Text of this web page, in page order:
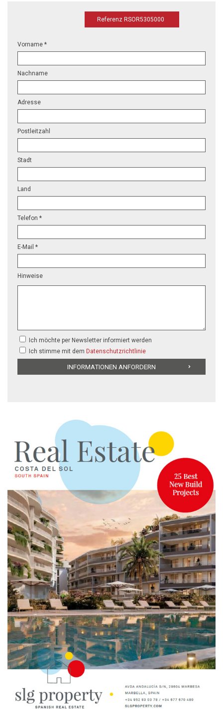
Referenz RSOR5305000
Vorname *
Nachname
Adresse
Postleitzahl
Stadt
Land
Telefon *
E-Mail *
Hinweise
Ich möchte per Newsletter informiert werden
Ich stimme mit dem Datenschutzrichtlinie